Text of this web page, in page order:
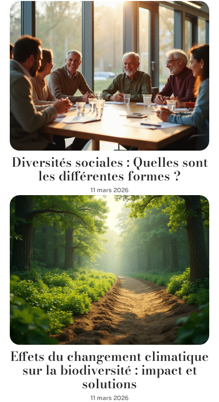
Diversités sociales : Quelles sont
les différentes formes ?
11 mars 2026
Effets du changement climatique
sur la biodiversité : impact et
solutions
11 mars 2026